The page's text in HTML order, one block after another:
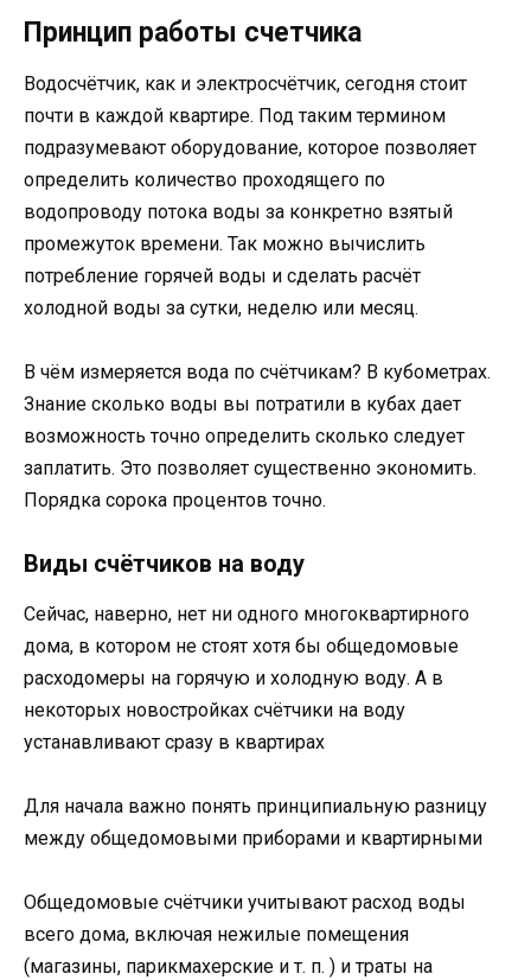
Принцип работы счетчика
Водосчётчик, как и электросчётчик, сегодня стоит
почти в каждой квартире. Под таким термином
подразумевают оборудование, которое позволяет
определить количество проходящего по
водопроводу потока воды за конкретно взятый
промежуток времени. Так можно вычислить
потребление горячей воды и сделать расчёт
холодной воды за сутки, неделю или месяц.
В чём измеряется вода по счётчикам? В кубометрах.
Знание сколько воды вы потратили в кубах дает
возможность точно определить сколько следует
заплатить. Это позволяет существенно экономить.
Порядка сорока процентов точно.
Виды счётчиков на воду
Сейчас, наверно, нет ни одного многоквартирного
дома, в котором не стоят хотя бы общедомовые
расходомеры на горячую и холодную воду. А в
некоторых новостройках счётчики на воду
устанавливают сразу в квартирах
Для начала важно понять принципиальную разницу
между общедомовыми приборами и квартирными
Общедомовые счётчики учитывают расход воды
всего дома, включая нежилые помещения
(магазины, парикмахерские и т. п. ) и траты на